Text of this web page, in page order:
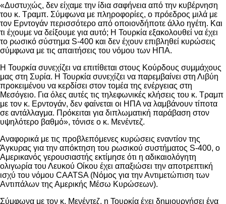
«Δυστυχώς, δεν είχαμε την ίδια σαφήνεια από την κυβέρνηση
του κ. Τραμπ. Σύμφωνα με πληροφορίες, ο πρόεδρος μιλά με
τον Ερντογάν περισσότερο από οποιονδήποτε άλλο ηγέτη. Και
τι έχουμε να δείξουμε για αυτό; Η Τουρκία εξακολουθεί να έχει
το ρωσικό σύστημα S-400 και δεν έχουν επιβληθεί κυρώσεις
σύμφωνα με τις απαιτήσεις του νόμου των ΗΠΑ.
Η Τουρκία συνεχίζει να επιτίθεται στους Κούρδους συμμάχους
μας στη Συρία. Η Τουρκία συνεχίζει να παρεμβαίνει στη Λιβύη
προκειμένου να κερδίσει στον τομέα της ενέργειας στη
Μεσόγειο. Για όλες αυτές τις τηλεφωνικές κλήσεις του κ. Τραμπ
με τον κ. Ερντογάν, δεν φαίνεται οι ΗΠΑ να λαμβάνουν τίποτα
σε αντάλλαγμα. Πρόκειται για διπλωματική παράβαση στον
υψηλότερο βαθμό», τόνισε ο κ. Μενέντεζ.
Αναφορικά με τις προβλεπόμενες κυρώσεις εναντίον της
Άγκυρας για την απόκτηση του ρωσικού συστήματος S-400, ο
Αμερικανός γερουσιαστής εκτίμησε ότι η αδικαιολόγητη
ολιγωρία του Λευκού Οίκου έχει απαξιώσει την αποτρεπτική
ισχύ του νόμου CAATSA (Νόμος για την Αντιμετώπιση των
Αντιπάλων της Αμερικής Μέσω Κυρώσεων).
Σύμφωνα με τον κ. Μενέντεζ, η Τουρκία έχει δημιουργήσει ένα